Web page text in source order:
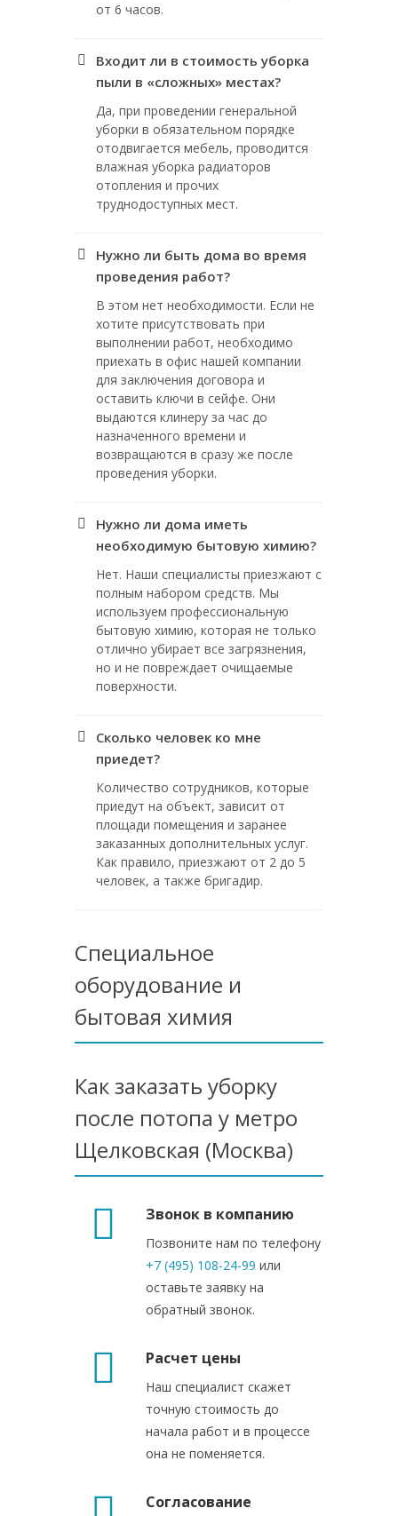
от 6 часов.
Входит ли в стоимость уборка
пыли в «сложных» местах?
Да, при проведении генеральной
уборки в обязательном порядке
отодвигается мебель, проводится
влажная уборка радиаторов
отопления и прочих
труднодоступных мест.
Нужно ли быть дома во время
проведения работ?
В этом нет необходимости. Если не
хотите присутствовать при
выполнении работ, необходимо
приехать в офис нашей компании
для заключения договора и
оставить ключи в сейфе. Они
выдаются клинеру за час до
назначенного времени и
возвращаются в сразу же после
проведения уборки.
Нужно ли дома иметь
необходимую бытовую химию?
Нет. Наши специалисты приезжают с
полным набором средств. Мы
используем профессиональную
бытовую химию, которая не только
отлично убирает все загрязнения,
но и не повреждает очищаемые
поверхности.
Сколько человек ко мне
приедет?
Количество сотрудников, которые
приедут на объект, зависит от
площади помещения и заранее
заказанных дополнительных услуг.
Как правило, приезжают от 2 до 5
человек, а также бригадир.
Специальное
оборудование и
бытовая химия
Как заказать уборку
после потопа у метро
Щелковская (Москва)
Звонок в компанию
Позвоните нам по телефону
+7 (495) 108-24-99 или
оставьте заявку на
обратный звонок.
Расчет цены
Наш специалист скажет
точную стоимость до
начала работ и в процессе
она не поменяется.
Согласование